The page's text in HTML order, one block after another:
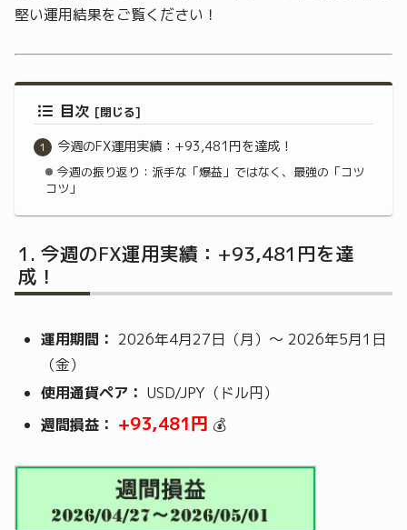
堅い運用結果をご覧ください！
目次
今週のFX運用実績：+93,481円を達成！
今週の振り返り：派手な「爆益」ではなく、最強の「コツ
コツ」
今週のFX運用実績：+93,481円を達
成！
運用期間： 2026年4月27日（月）～ 2026年5月1日
（金）
使用通貨ペア： USD/JPY（ドル円）
週間損益： +93,481円 💰